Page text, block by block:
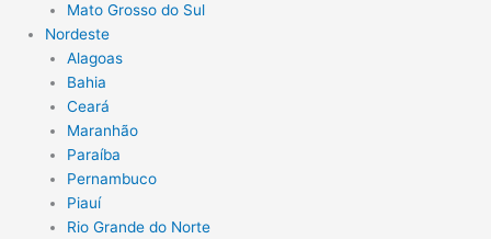
Mato Grosso do Sul
Nordeste
Alagoas
Bahia
Ceará
Maranhão
Paraíba
Pernambuco
Piauí
Rio Grande do Norte